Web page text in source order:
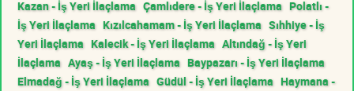
Kazan - İş Yeri İlaçlama Çamlıdere - İş Yeri İlaçlama Polatlı -
İş Yeri İlaçlama Kızılcahamam - İş Yeri İlaçlama Sıhhiye - İş
Yeri İlaçlama Kalecik - İş Yeri İlaçlama Altındağ - İş Yeri
İlaçlama Ayaş - İş Yeri İlaçlama Baypazarı - İş Yeri İlaçlama
Elmadağ - İş Yeri İlaçlama Güdül - İş Yeri İlaçlama Haymana -